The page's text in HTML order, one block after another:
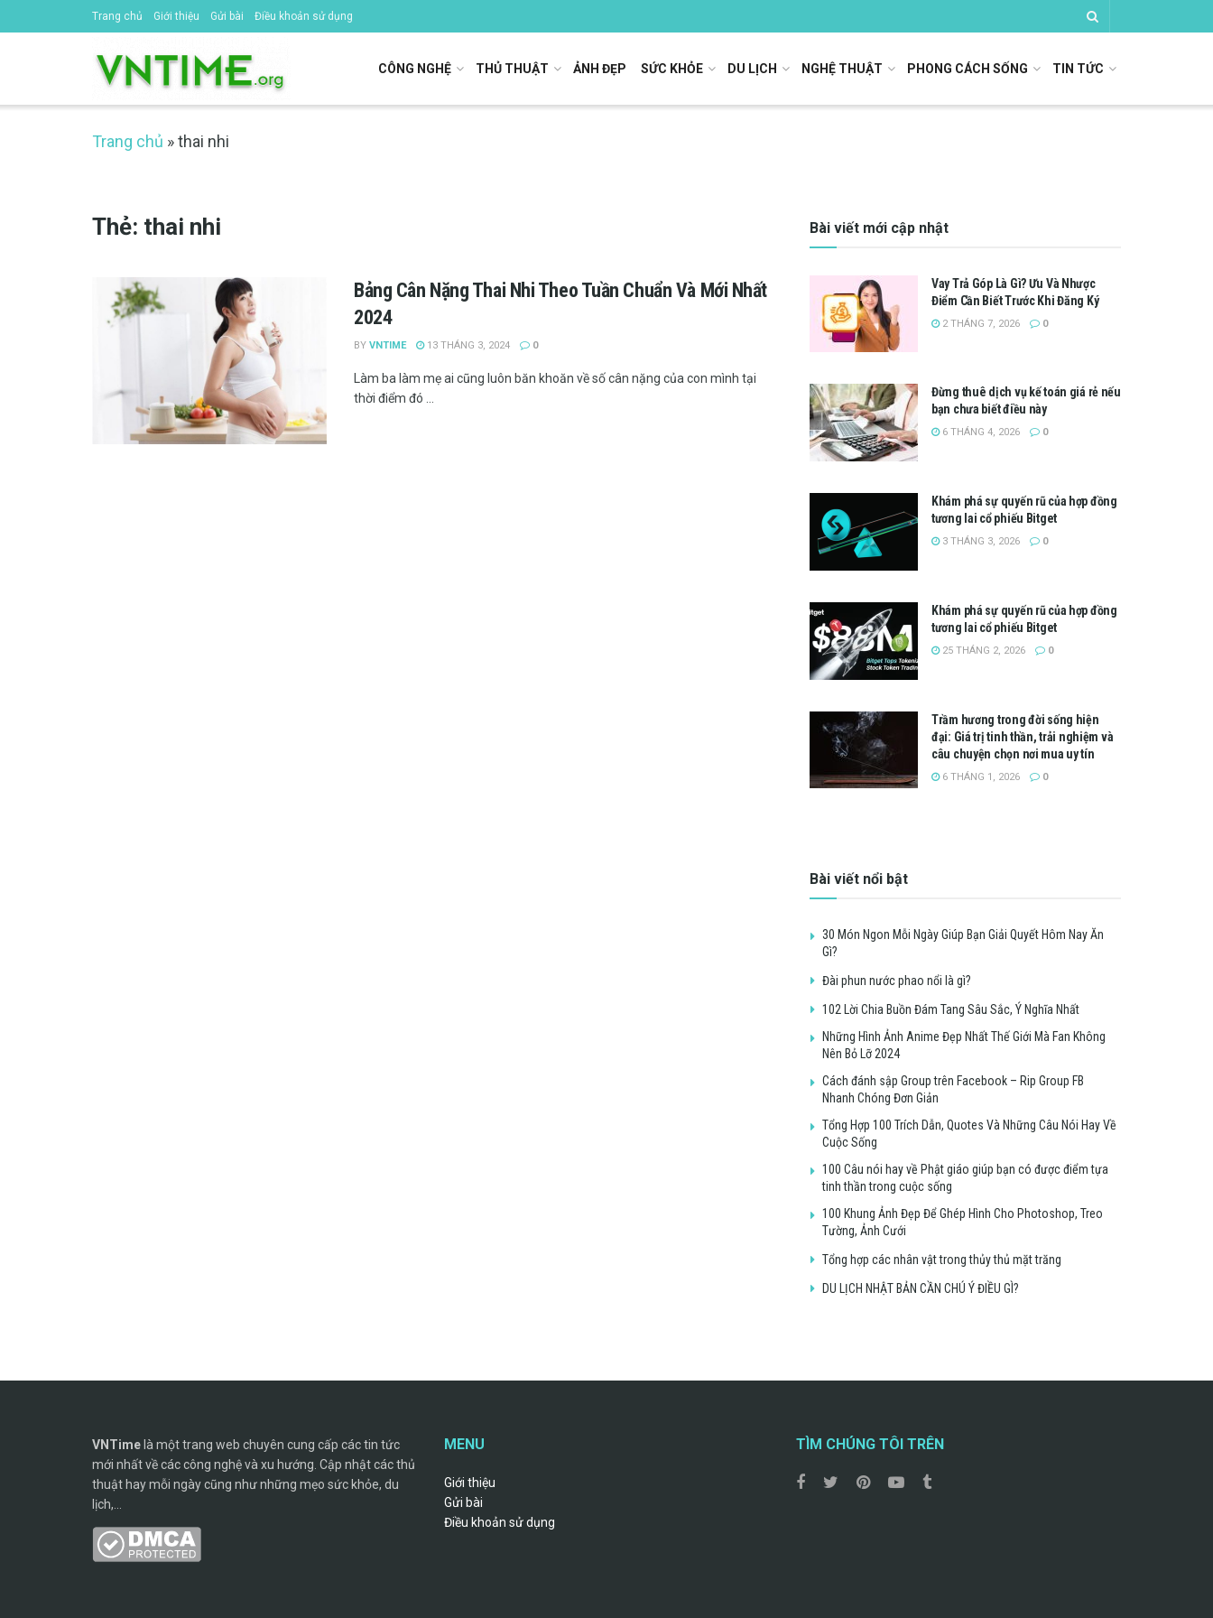
Trang chủ Giới thiệu Gửi bài Điều khoản sử dụng
CÔNG NGHỆ THỦ THUẬT ẢNH ĐẸP SỨC KHỎE DU LỊCH NGHỆ THUẬT PHONG CÁCH SỐNG TIN TỨC
Trang chủ »thai nhi
Thẻ: thai nhi
Bảng Cân Nặng Thai Nhi Theo Tuần Chuẩn Và Mới Nhất
2024
BY VNTIME 13 THÁNG 3, 2024 0
Làm ba làm mẹ ai cũng luôn băn khoăn về số cân nặng của con mình tại
thời điểm đó ...
Bài viết mới cập nhật
Vay Trả Góp Là Gì? Ưu Và Nhược
Điểm Cần Biết Trước Khi Đăng Ký
2 THÁNG 7, 2026 0
Đừng thuê dịch vụ kế toán giá rẻ nếu
bạn chưa biết điều này
6 THÁNG 4, 2026 0
Khám phá sự quyến rũ của hợp đồng
tương lai cổ phiếu Bitget
3 THÁNG 3, 2026 0
Khám phá sự quyến rũ của hợp đồng
tương lai cổ phiếu Bitget
25 THÁNG 2, 2026 0
Trầm hương trong đời sống hiện
đại: Giá trị tinh thần, trải nghiệm và
câu chuyện chọn nơi mua uy tín
6 THÁNG 1, 2026 0
Bài viết nổi bật
30 Món Ngon Mỗi Ngày Giúp Bạn Giải Quyết Hôm Nay Ăn
Gì?
Đài phun nước phao nổi là gì?
102 Lời Chia Buồn Đám Tang Sâu Sắc, Ý Nghĩa Nhất
Những Hình Ảnh Anime Đẹp Nhất Thế Giới Mà Fan Không
Nên Bỏ Lỡ 2024
Cách đánh sập Group trên Facebook – Rip Group FB
Nhanh Chóng Đơn Giản
Tổng Hợp 100 Trích Dẫn, Quotes Và Những Câu Nói Hay Về
Cuộc Sống
100 Câu nói hay về Phật giáo giúp bạn có được điểm tựa
tinh thần trong cuộc sống
100 Khung Ảnh Đẹp Để Ghép Hình Cho Photoshop, Treo
Tường, Ảnh Cưới
Tổng hợp các nhân vật trong thủy thủ mặt trăng
DU LỊCH NHẬT BẢN CẦN CHÚ Ý ĐIỀU GÌ?
VNTime là một trang web chuyên cung cấp các tin tức
mới nhất về các công nghệ và xu hướng. Cập nhật các thủ
thuật hay mỗi ngày cũng như những mẹo sức khỏe, du
lịch,...
MENU
Giới thiệu
Gửi bài
Điều khoản sử dụng
TÌM CHÚNG TÔI TRÊN